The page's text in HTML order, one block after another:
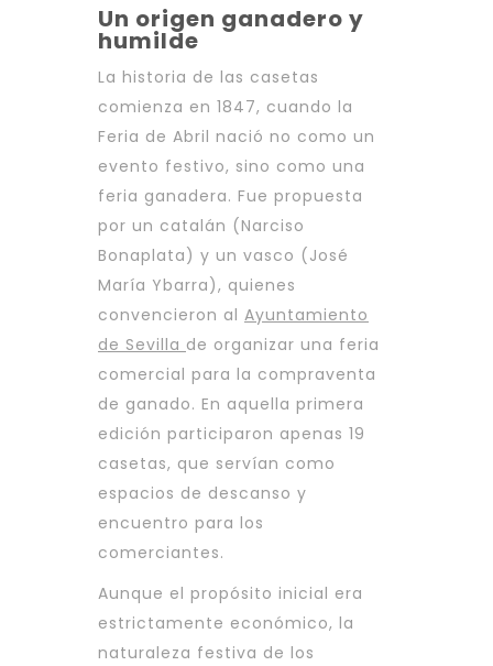
Un origen ganadero y
humilde
La historia de las casetas
comienza en 1847, cuando la
Feria de Abril nació no como un
evento festivo, sino como una
feria ganadera. Fue propuesta
por un catalán (Narciso
Bonaplata) y un vasco (José
María Ybarra), quienes
convencieron al Ayuntamiento
de Sevilla de organizar una feria
comercial para la compraventa
de ganado. En aquella primera
edición participaron apenas 19
casetas, que servían como
espacios de descanso y
encuentro para los
comerciantes.
Aunque el propósito inicial era
estrictamente económico, la
naturaleza festiva de los